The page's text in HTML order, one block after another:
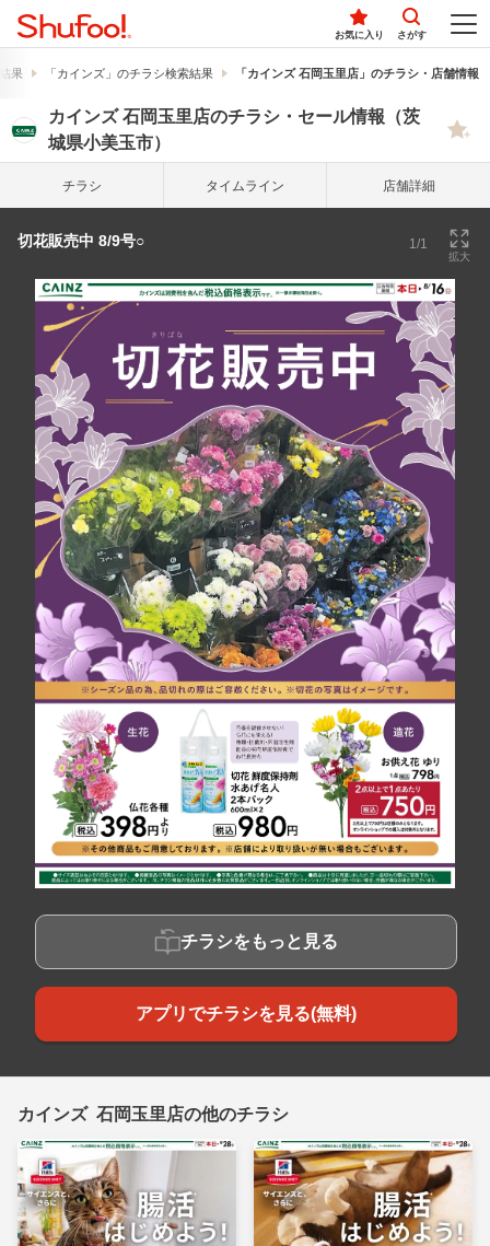
お気に入り さがす
果 「カインズ」のチラシ検索結果 「カインズ 石岡玉里店」のチラシ・店舗情報
カインズ 石岡玉里店のチラシ・セール情報（茨
城県小美玉市）
チラシ タイム ライン 店舗詳細
切花販売中 8/9号○ 1/1
拡大
チラシをもっと見る
アプリでチラシを見る(無料)
カインズ 石岡玉里店の他のチラシ